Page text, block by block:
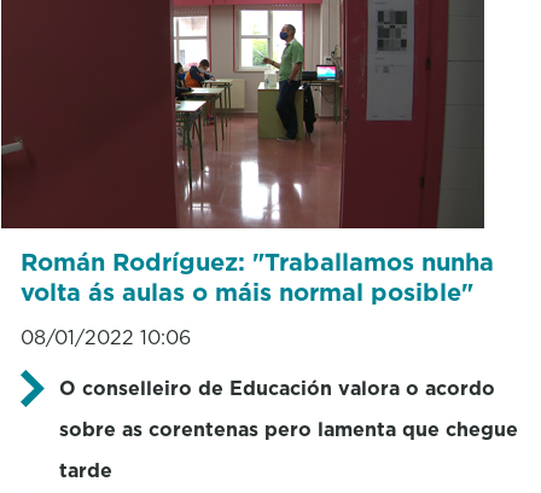
Román Rodríguez: "Traballamos nunha
volta ás aulas o máis normal posible"
08/01/2022 10:06
O conselleiro de Educación valora o acordo
sobre as corentenas pero lamenta que chegue
tarde